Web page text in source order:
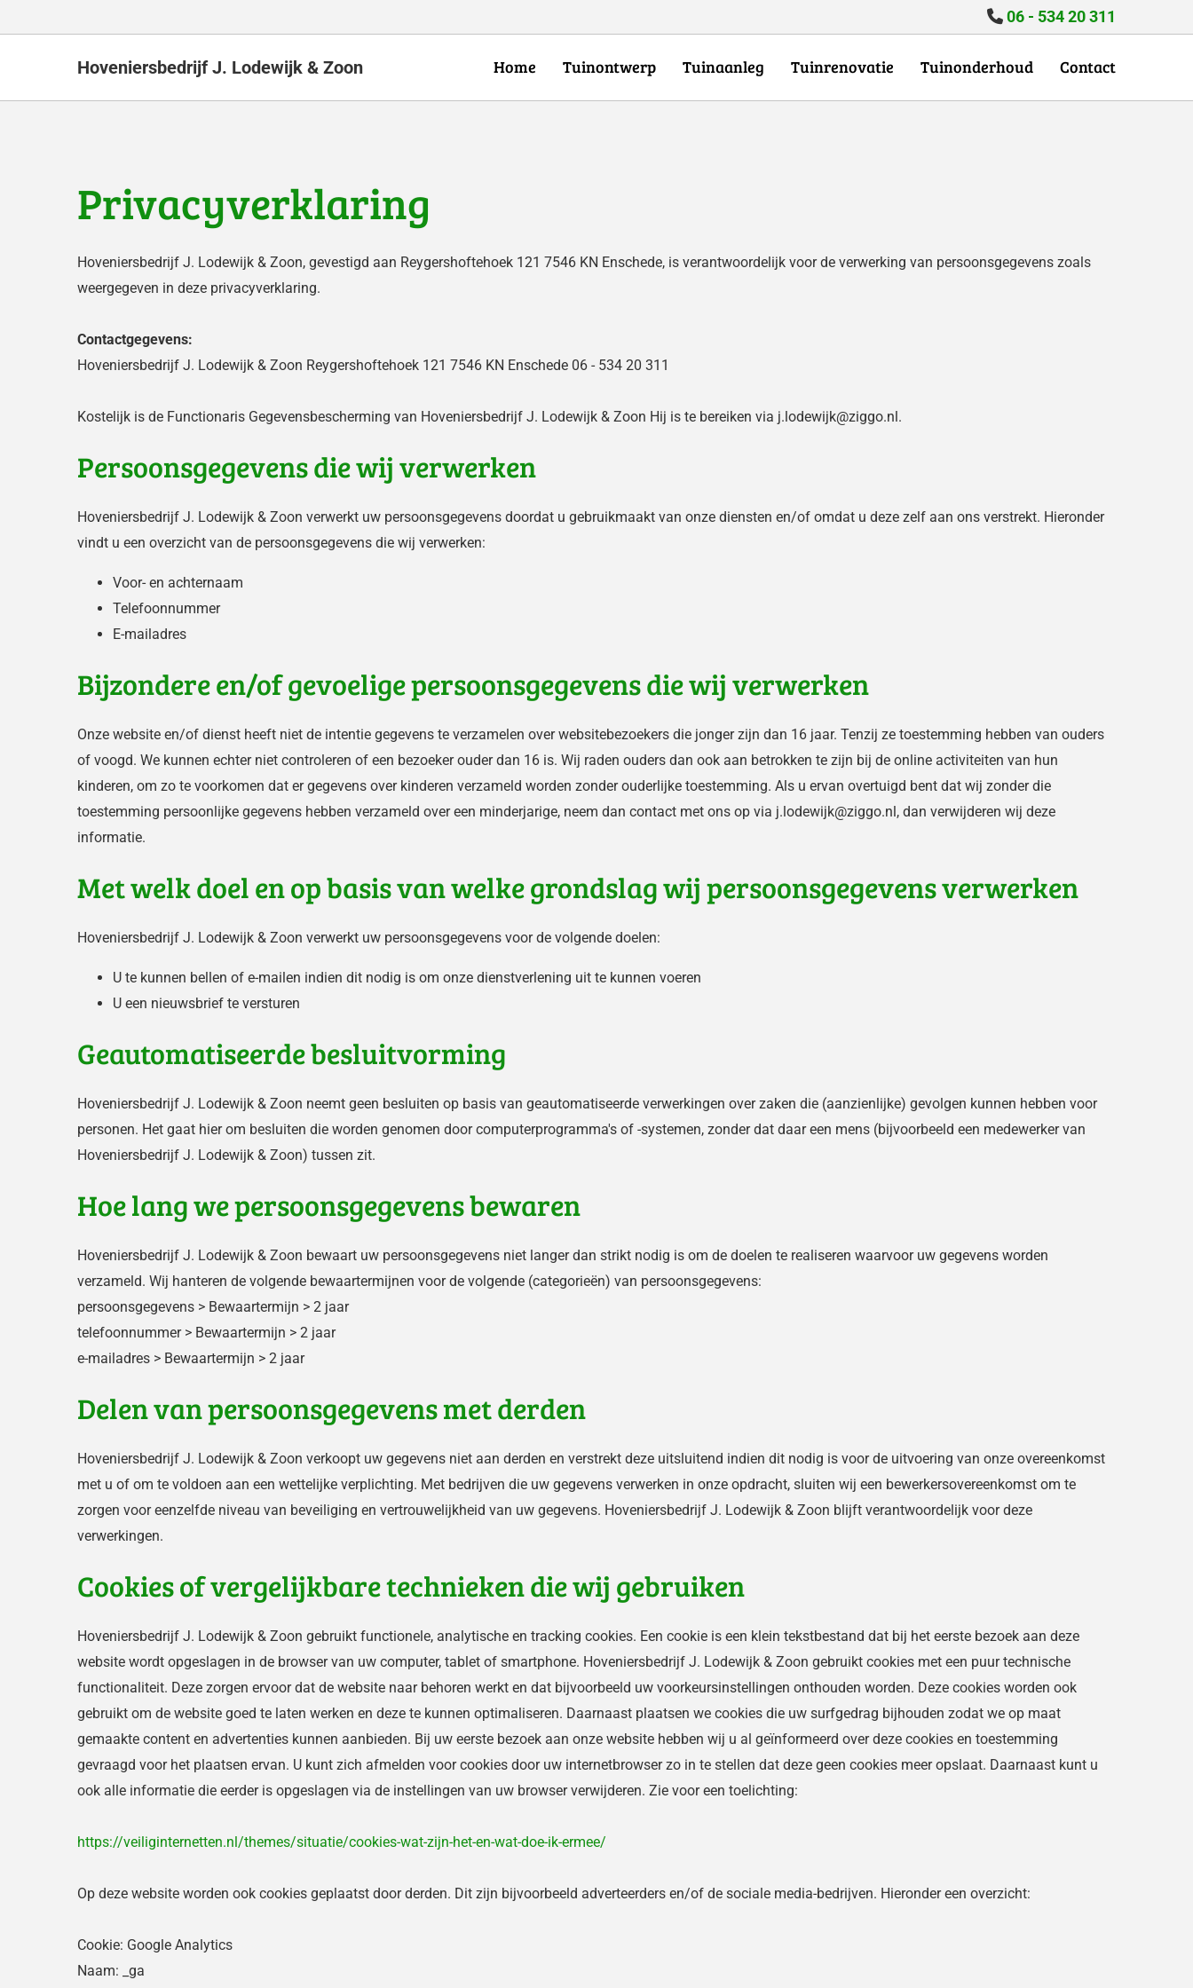
 06 - 534 20 311
Hoveniersbedrijf J. Lodewijk & Zoon Home Tuinontwerp Tuinaanleg Tuinrenovatie Tuinonderhoud Contact
Privacyverklaring
Hoveniersbedrijf J. Lodewijk & Zoon, gevestigd aan Reygershoftehoek 121 7546 KN Enschede, is verantwoordelijk voor de verwerking van persoonsgegevens zoals
weergegeven in deze privacyverklaring.
Contactgegevens:
Hoveniersbedrijf J. Lodewijk & Zoon Reygershoftehoek 121 7546 KN Enschede 06 - 534 20 311
Kostelijk is de Functionaris Gegevensbescherming van Hoveniersbedrijf J. Lodewijk & Zoon Hij is te bereiken via j.lodewijk@ziggo.nl.
Persoonsgegevens die wij verwerken
Hoveniersbedrijf J. Lodewijk & Zoon verwerkt uw persoonsgegevens doordat u gebruikmaakt van onze diensten en/of omdat u deze zelf aan ons verstrekt. Hieronder
vindt u een overzicht van de persoonsgegevens die wij verwerken:
Voor- en achternaam
Telefoonnummer
E-mailadres
Bijzondere en/of gevoelige persoonsgegevens die wij verwerken
Onze website en/of dienst heeft niet de intentie gegevens te verzamelen over websitebezoekers die jonger zijn dan 16 jaar. Tenzij ze toestemming hebben van ouders
of voogd. We kunnen echter niet controleren of een bezoeker ouder dan 16 is. Wij raden ouders dan ook aan betrokken te zijn bij de online activiteiten van hun
kinderen, om zo te voorkomen dat er gegevens over kinderen verzameld worden zonder ouderlijke toestemming. Als u ervan overtuigd bent dat wij zonder die
toestemming persoonlijke gegevens hebben verzameld over een minderjarige, neem dan contact met ons op via j.lodewijk@ziggo.nl, dan verwijderen wij deze
informatie.
Met welk doel en op basis van welke grondslag wij persoonsgegevens verwerken
Hoveniersbedrijf J. Lodewijk & Zoon verwerkt uw persoonsgegevens voor de volgende doelen:
U te kunnen bellen of e-mailen indien dit nodig is om onze dienstverlening uit te kunnen voeren
U een nieuwsbrief te versturen
Geautomatiseerde besluitvorming
Hoveniersbedrijf J. Lodewijk & Zoon neemt geen besluiten op basis van geautomatiseerde verwerkingen over zaken die (aanzienlijke) gevolgen kunnen hebben voor
personen. Het gaat hier om besluiten die worden genomen door computerprogramma's of -systemen, zonder dat daar een mens (bijvoorbeeld een medewerker van
Hoveniersbedrijf J. Lodewijk & Zoon) tussen zit.
Hoe lang we persoonsgegevens bewaren
Hoveniersbedrijf J. Lodewijk & Zoon bewaart uw persoonsgegevens niet langer dan strikt nodig is om de doelen te realiseren waarvoor uw gegevens worden
verzameld. Wij hanteren de volgende bewaartermijnen voor de volgende (categorieën) van persoonsgegevens:
persoonsgegevens > Bewaartermijn > 2 jaar
telefoonnummer > Bewaartermijn > 2 jaar
e-mailadres > Bewaartermijn > 2 jaar
Delen van persoonsgegevens met derden
Hoveniersbedrijf J. Lodewijk & Zoon verkoopt uw gegevens niet aan derden en verstrekt deze uitsluitend indien dit nodig is voor de uitvoering van onze overeenkomst
met u of om te voldoen aan een wettelijke verplichting. Met bedrijven die uw gegevens verwerken in onze opdracht, sluiten wij een bewerkersovereenkomst om te
zorgen voor eenzelfde niveau van beveiliging en vertrouwelijkheid van uw gegevens. Hoveniersbedrijf J. Lodewijk & Zoon blijft verantwoordelijk voor deze
verwerkingen.
Cookies of vergelijkbare technieken die wij gebruiken
Hoveniersbedrijf J. Lodewijk & Zoon gebruikt functionele, analytische en tracking cookies. Een cookie is een klein tekstbestand dat bij het eerste bezoek aan deze
website wordt opgeslagen in de browser van uw computer, tablet of smartphone. Hoveniersbedrijf J. Lodewijk & Zoon gebruikt cookies met een puur technische
functionaliteit. Deze zorgen ervoor dat de website naar behoren werkt en dat bijvoorbeeld uw voorkeursinstellingen onthouden worden. Deze cookies worden ook
gebruikt om de website goed te laten werken en deze te kunnen optimaliseren. Daarnaast plaatsen we cookies die uw surfgedrag bijhouden zodat we op maat
gemaakte content en advertenties kunnen aanbieden. Bij uw eerste bezoek aan onze website hebben wij u al geïnformeerd over deze cookies en toestemming
gevraagd voor het plaatsen ervan. U kunt zich afmelden voor cookies door uw internetbrowser zo in te stellen dat deze geen cookies meer opslaat. Daarnaast kunt u
ook alle informatie die eerder is opgeslagen via de instellingen van uw browser verwijderen. Zie voor een toelichting:
https://veiliginternetten.nl/themes/situatie/cookies-wat-zijn-het-en-wat-doe-ik-ermee/
Op deze website worden ook cookies geplaatst door derden. Dit zijn bijvoorbeeld adverteerders en/of de sociale media-bedrijven. Hieronder een overzicht:
Cookie: Google Analytics
Naam: _ga